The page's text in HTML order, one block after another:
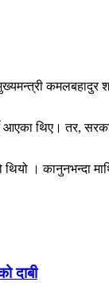
कमलबहादुर
थिए। तर,
। कानुनभन्दा
दाबी